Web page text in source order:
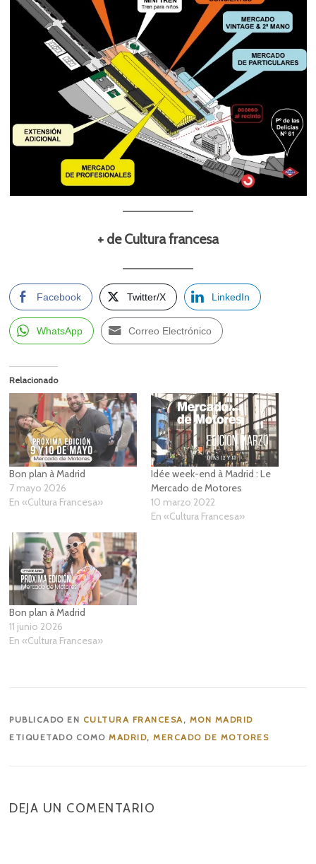
+ de Cultura francesa
Facebook Twitter/X LinkedIn
WhatsApp Correo Electrónico
Relacionado
Bon plan à Madrid
7 mayo 2026
En «Cultura Francesa»
Idée week-end à Madrid : Le
Mercado de Motores
10 marzo 2022
En «Cultura Francesa»
Bon plan à Madrid
11 junio 2026
En «Cultura Francesa»
PUBLICADO EN CULTURA FRANCESA, MON MADRID
ETIQUETADO COMOMADRID,MERCADO DE MOTORES
DEJA UN COMENTARIO